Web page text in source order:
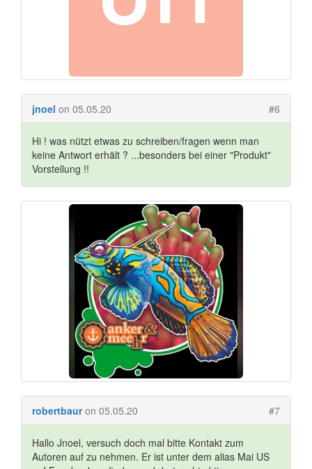
jnoel on 05.05.20 #6
Hi ! was nützt etwas zu schreiben/fragen wenn man
keine Antwort erhält ? ...besonders bei einer "Produkt"
Vorstellung !!
robertbaur on 05.05.20 #7
Hallo Jnoel, versuch doch mal bitte Kontakt zum
Autoren auf zu nehmen. Er ist unter dem alias Mai US